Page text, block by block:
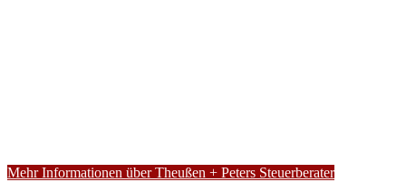
Mehr Informationen über Theußen + Peters Steuerberater